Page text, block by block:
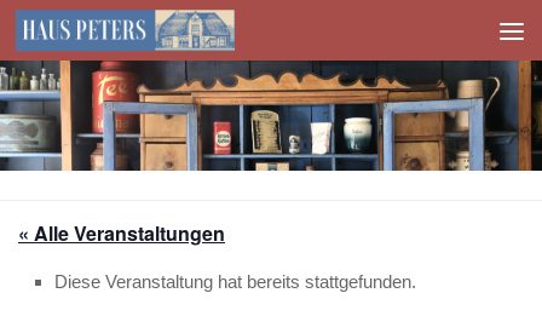
Zum Inhalt springen
« Alle Veranstaltungen
Diese Veranstaltung hat bereits stattgefunden.